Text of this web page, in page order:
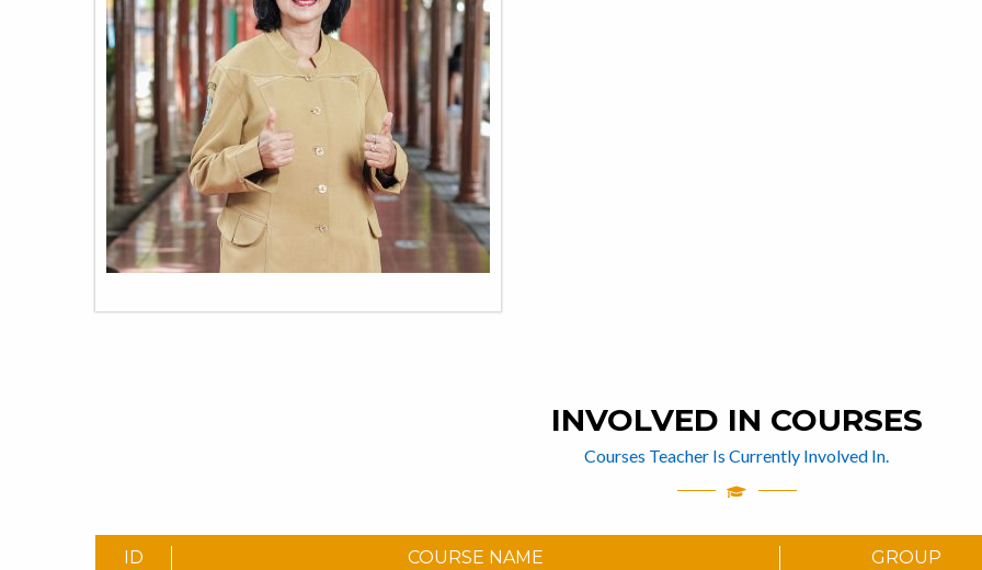
INVOLVED IN COURSES
Courses Teacher Is Currently Involved In.
ID COURSE NAME GROUP